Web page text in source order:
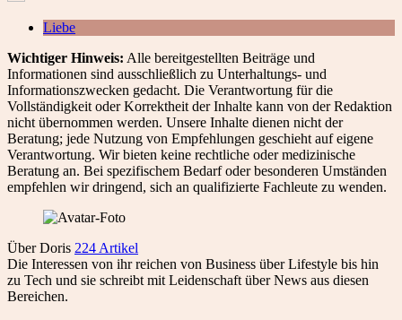
Liebe
Wichtiger Hinweis: Alle bereitgestellten Beiträge und
Informationen sind ausschließlich zu Unterhaltungs- und
Informationszwecken gedacht. Die Verantwortung für die
Vollständigkeit oder Korrektheit der Inhalte kann von der Redaktion
nicht übernommen werden. Unsere Inhalte dienen nicht der
Beratung; jede Nutzung von Empfehlungen geschieht auf eigene
Verantwortung. Wir bieten keine rechtliche oder medizinische
Beratung an. Bei spezifischem Bedarf oder besonderen Umständen
empfehlen wir dringend, sich an qualifizierte Fachleute zu wenden.
Über Doris 224 Artikel
Die Interessen von ihr reichen von Business über Lifestyle bis hin
zu Tech und sie schreibt mit Leidenschaft über News aus diesen
Bereichen.